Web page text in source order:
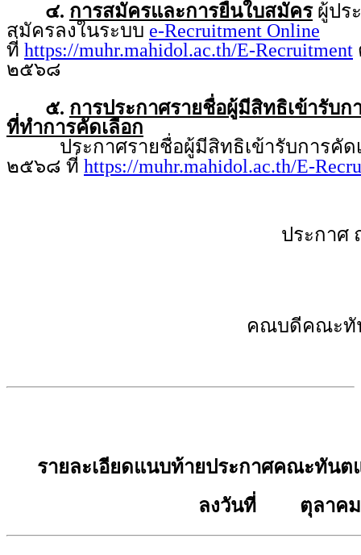
๔. การสมัครและการยื่นใบสมัครผู้ปร
สมัครลงในระบบ e-Recruitment Online
ที่ https://muhr.mahidol.ac.th/E-Recruitment
๒๕๖๘
๕. การประกาศรายชื่อผู้มีสิทธิเข้ารับก
ที่ทำการคัดเลือก
ประกาศรายชื่อผู้มีสิทธิเข้ารับการคัด
๒๕๖๘ ที่ https://muhr.mahidol.ac.th/E-
ประกา
คณบดีคณะทั
รายละเอียดแนบท้ายประกาศคณะทัน
ลงวันที่ ตุลาคม